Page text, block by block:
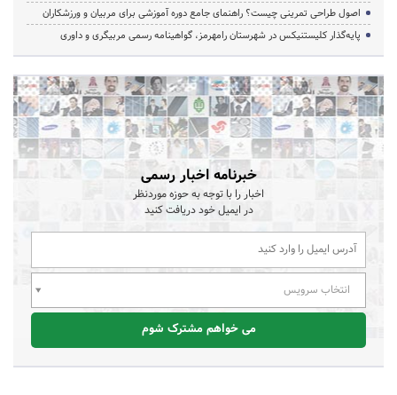
اصول طراحی تمرینی چیست؟ راهنمای جامع دوره آموزشی برای مربیان و ورزشکاران
پایه‌گذار کلیستنیکس در شهرستان رامهرمز، گواهینامه رسمی مربیگری و داوری
خبرنامه اخبار رسمی
اخبار را با توجه به حوزه موردنظر
در ایمیل خود دریافت کنید
انتخاب سرویس
می خواهم مشترک شوم